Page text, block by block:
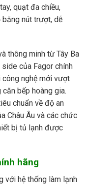
quạt đa chiều,
nút trượt, dễ
thông minh từ Tây Ba
của Fagor chính
nghệ mới vượt
bếp hoàng gia.
chuẩn về độ an
Châu Âu và các chức
bị tủ lạnh được
hãng
với hệ thống làm lạnh